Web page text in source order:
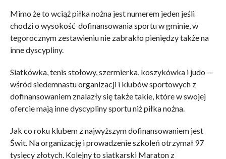
Mimo że to wciąż piłka nożna jest numerem jeden jeśli
chodzi o wysokość dofinansowania sportu w gminie, w
tegorocznym zestawieniu nie zabrakło pieniędzy także na
inne dyscypliny.
Siatkówka, tenis stołowy, szermierka, koszykówka i judo —
wśród siedemnastu organizacji i klubów sportowych z
dofinansowaniem znalazły się także takie, które w swojej
ofercie mają inne dyscypliny sportu niż piłka nożna.
Jak co roku klubem z najwyższym dofinansowaniem jest
Świt. Na organizację i prowadzenie szkoleń otrzymał 97
tysięcy złotych. Kolejny to siatkarski Maraton z